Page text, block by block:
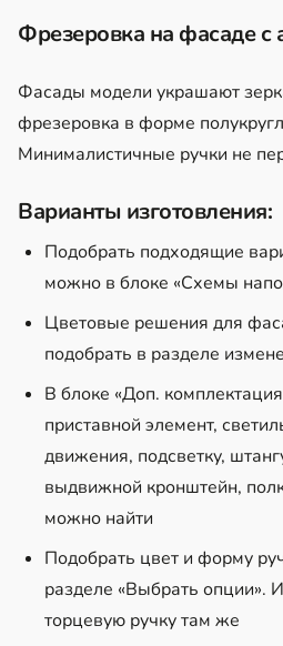
Фрезеровка на фасаде с
Фасады модели украшают
фрезеровка в форме
Минималистичные ручки не
Варианты изготовления:
Подобрать подходящие
можно в блоке «Схемы
Цветовые решения для
подобрать в разделе
В блоке «Доп.
приставной элемент,
движения, подсветку,
выдвижной кронштейн,
можно найти
Подобрать цвет и форму
разделе «Выбрать опции».
торцевую ручку там же